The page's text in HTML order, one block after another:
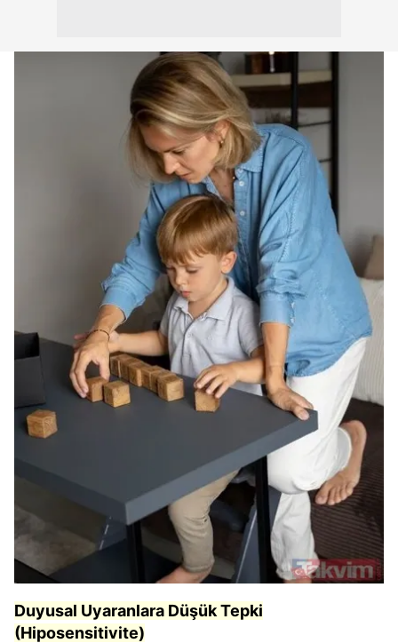
Duyusal Uyaranlara Düşük Tepki
(Hiposensitivite)